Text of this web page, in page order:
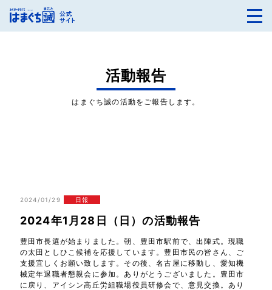
活動報告
はまぐち誠の活動をご報告します。
2024/01/29 日報
2024年1月28日（日）の活動報告
豊田市長選が始まりました。朝、豊田市駅前で、出陣式。現職
の太田としひこ候補を応援しています。豊田市民の皆さん、ご
支援宜しくお願い致します。その後、名古屋に移動し、愛知機
械定年退職者懇親会に参加。ありがとうございました。豊田市
に戻り、アイシン高丘労組職場役員研修会で、意見交換。あり